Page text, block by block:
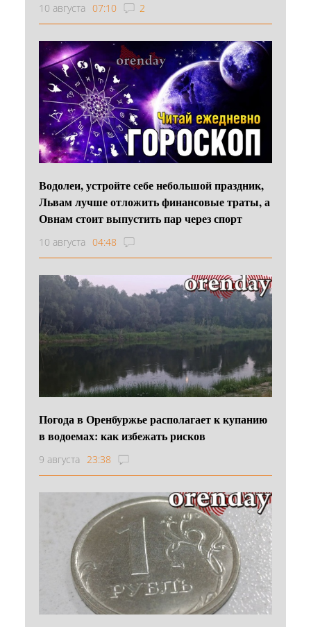
10 августа 07:10 2
Водолеи, устройте себе небольшой праздник,
Львам лучше отложить финансовые траты, а
Овнам стоит выпустить пар через спорт
10 августа 04:48
Погода в Оренбуржье располагает к купанию
в водоемах: как избежать рисков
9 августа 23:38